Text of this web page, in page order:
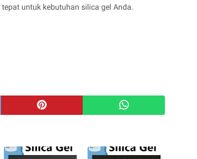
untuk kebutuhan silica gel Anda.